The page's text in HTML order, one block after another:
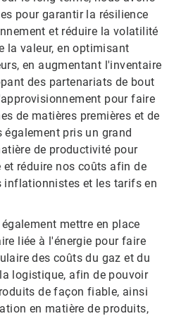
pour garantir la résilience
et réduire la volatilité
la valeur, en optimisant
en augmentant l'inventaire
des partenariats de bout
pour faire
de matières premières et de
pris un grand
de productivité pour
réduire nos coûts afin de
et les tarifs en
mettre en place
liée à l'énergie pour faire
des coûts du gaz et du
logistique, afin de pouvoir
de façon fiable, ainsi
en matière de produits,